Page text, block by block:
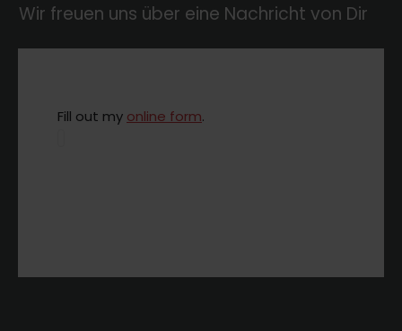
Wir freuen uns über eine Nachricht von Dir
Fill out my online form.